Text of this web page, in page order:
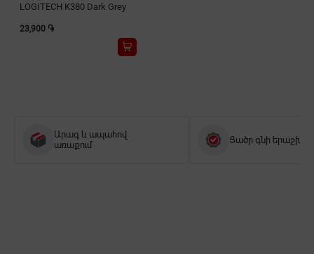
LOGITECH K380 Dark Grey
23,900 ֏
Արագ և ապահով
առաքում
Ցածր գնի երաշխիք